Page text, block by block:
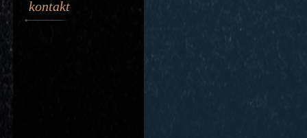
kontakt